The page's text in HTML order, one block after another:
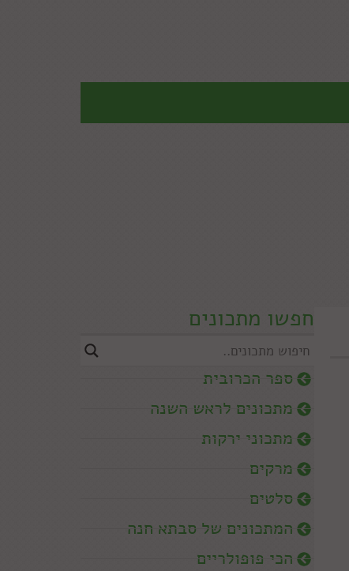
חפשו מתכונים
ספר הכרובית
מתכונים לראש השנה
מתכוני ירקות
מרקים
סלטים
המתכונים של סבתא חנה
הכי פופולריים